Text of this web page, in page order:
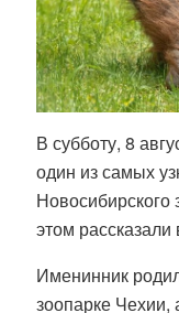
В субботу, 8
один из самых
этом
Именинник
зоопарке Чехии,